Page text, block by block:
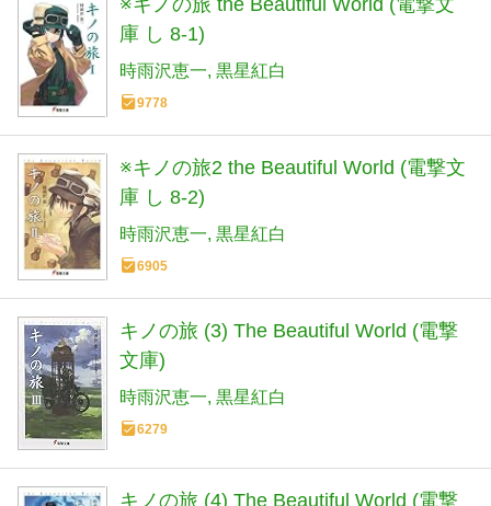
庫 し 8-1)
時雨沢恵一 黒星紅白
9778
※キノの旅2 the Beautiful World (電撃文
庫 し 8-2)
時雨沢恵一 黒星紅白
6905
キノの旅 (3) The Beautiful World (電撃
文庫)
時雨沢恵一 黒星紅白
6279
キノの旅 (4) The Beautiful World (電撃